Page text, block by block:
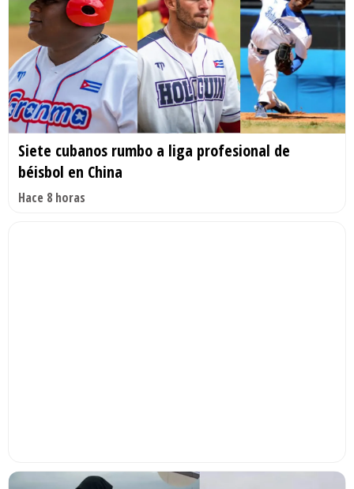
Siete cubanos rumbo a liga profesional de
béisbol en China
Hace 8 horas